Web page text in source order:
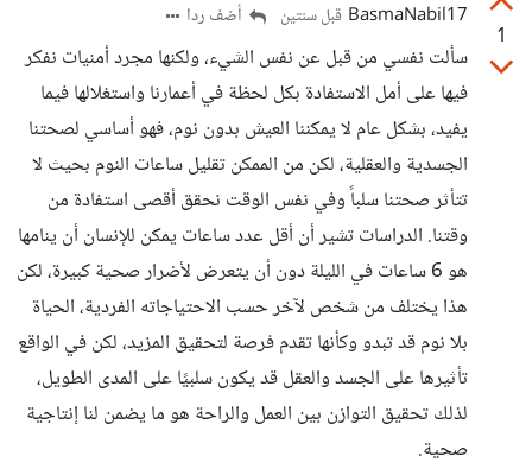
1
BasmaNabil17 قبل سنتين أضف ردا
سألت نفسي من قبل عن نفس الشيء، ولكنها مجرد أمنيات نفكر
فيها على أمل الاستفادة بكل لحظة في أعمارنا واستغلالها فيما
يفيد، بشكل عام لا يمكننا العيش بدون نوم، فهو أساسي لصحتنا
الجسدية والعقلية، لكن من الممكن تقليل ساعات النوم بحيث لا
تتأثر صحتنا سلباً وفي نفس الوقت نحقق أقصى استفادة من
وقتنا. الدراسات تشير أن أقل عدد ساعات يمكن للإنسان أن ينامها
هو 6 ساعات في الليلة دون أن يتعرض لأضرار صحية كبيرة، لكن
هذا يختلف من شخص لآخر حسب الاحتياجاته الفردية، الحياة
بلا نوم قد تبدو وكأنها تقدم فرصة لتحقيق المزيد، لكن في الواقع
تأثيرها على الجسد والعقل قد يكون سلبيًا على المدى الطويل،
لذلك تحقيق التوازن بين العمل والراحة هو ما يضمن لنا إنتاجية
صحية.